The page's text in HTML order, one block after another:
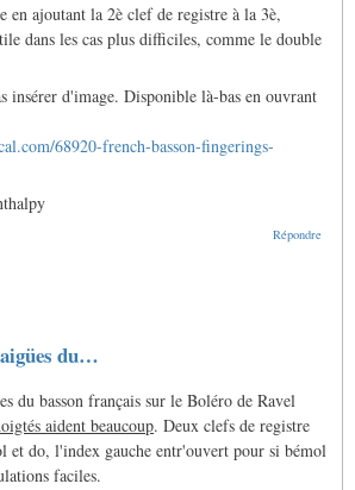
en ajoutant la 2è clef de registre à la 3è,
dans les cas plus difficiles, comme le double
insérer d'image. Disponible là-bas en ouvrant
68920-french-basson-fingerings-
Répondre
aigües du…
du basson français sur le Boléro de Ravel
aident beaucoup. Deux clefs de registre
et do, l'index gauche entr'ouvert pour si bémol
faciles.